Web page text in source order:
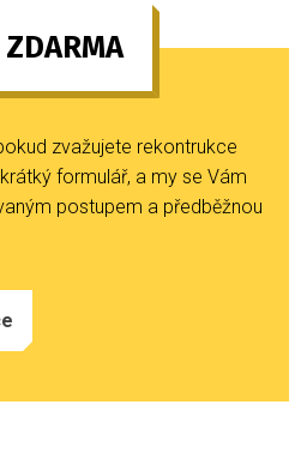
zvažujete rekontrukce
formulář, a my se Vám
postupem a předběžnou